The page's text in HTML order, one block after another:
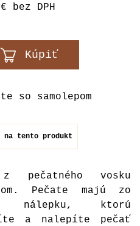
bez DPH
so samolepom
na tento produkt
pečatného vosku
Pečate majú zo
nálepku, ktorú
a nalepíte pečať